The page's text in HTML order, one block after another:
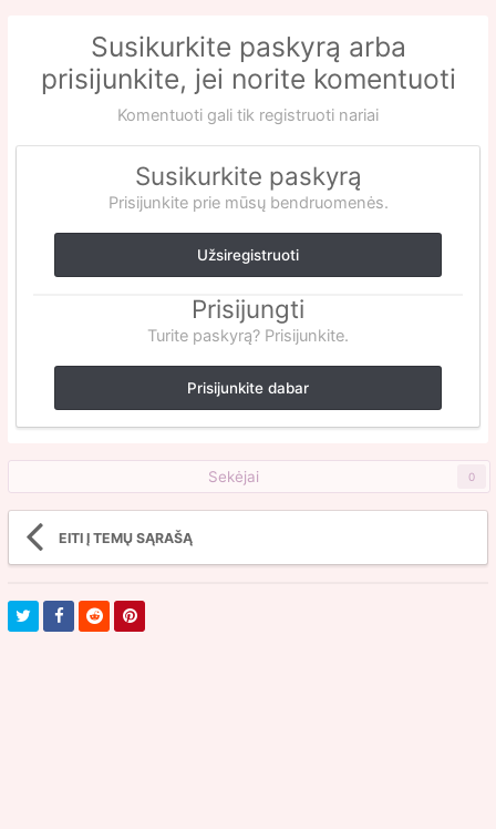
Susikurkite paskyrą arba
prisijunkite, jei norite komentuoti
Komentuoti gali tik registruoti nariai
Susikurkite paskyrą
Prisijunkite prie mūsų bendruomenės.
Užsiregistruoti
Prisijungti
Turite paskyrą? Prisijunkite.
Prisijunkite dabar
Sekėjai 0
EITI Į TEMŲ SĄRAŠĄ